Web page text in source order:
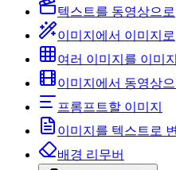
텍스트를 동영상으로
이미지에서 이미지로
여러 이미지를 이미
이미지에서 동영상
프롬프트할 이미지
이미지를 텍스트로
배경 리무버